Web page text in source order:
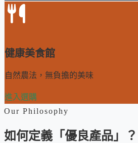
健康美食館
自然農法，無負擔的美味
進入選購
Our Philosophy
如何定義「優良產品」？